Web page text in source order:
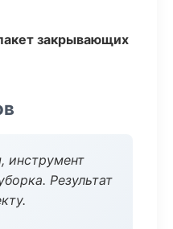
закрывающих
инструмент
Результат